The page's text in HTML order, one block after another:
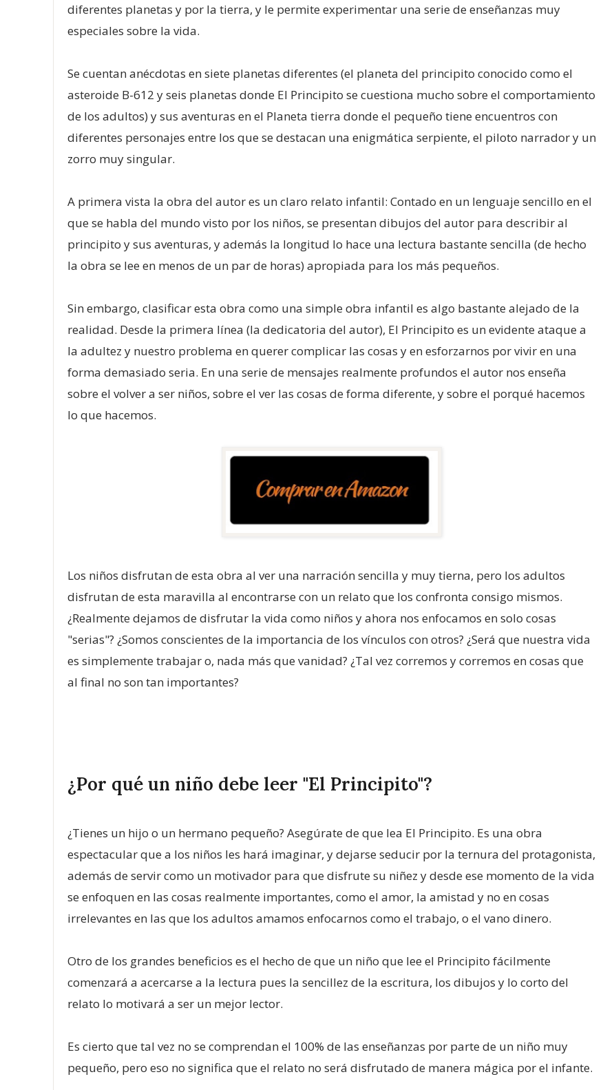
diferentes planetas y por la tierra, y le permite experimentar una serie de enseñanzas muy
especiales sobre la vida.
Se cuentan anécdotas en siete planetas diferentes (el planeta del principito conocido como el
asteroide B-612 y seis planetas donde El Principito se cuestiona mucho sobre el comportamiento
de los adultos) y sus aventuras en el Planeta tierra donde el pequeño tiene encuentros con
diferentes personajes entre los que se destacan una enigmática serpiente, el piloto narrador y un
zorro muy singular.
A primera vista la obra del autor es un claro relato infantil: Contado en un lenguaje sencillo en el
que se habla del mundo visto por los niños, se presentan dibujos del autor para describir al
principito y sus aventuras, y además la longitud lo hace una lectura bastante sencilla (de hecho
la obra se lee en menos de un par de horas) apropiada para los más pequeños.
Sin embargo, clasificar esta obra como una simple obra infantil es algo bastante alejado de la
realidad. Desde la primera línea (la dedicatoria del autor), El Principito es un evidente ataque a
la adultez y nuestro problema en querer complicar las cosas y en esforzarnos por vivir en una
forma demasiado seria. En una serie de mensajes realmente profundos el autor nos enseña
sobre el volver a ser niños, sobre el ver las cosas de forma diferente, y sobre el porqué hacemos
lo que hacemos.
Los niños disfrutan de esta obra al ver una narración sencilla y muy tierna, pero los adultos
disfrutan de esta maravilla al encontrarse con un relato que los confronta consigo mismos.
¿Realmente dejamos de disfrutar la vida como niños y ahora nos enfocamos en solo cosas
"serias"? ¿Somos conscientes de la importancia de los vínculos con otros? ¿Será que nuestra vida
es simplemente trabajar o, nada más que vanidad? ¿Tal vez corremos y corremos en cosas que
al final no son tan importantes?
¿Por qué un niño debe leer "El Principito"?
¿Tienes un hijo o un hermano pequeño? Asegúrate de que lea El Principito. Es una obra
espectacular que a los niños les hará imaginar, y dejarse seducir por la ternura del protagonista,
además de servir como un motivador para que disfrute su niñez y desde ese momento de la vida
se enfoquen en las cosas realmente importantes, como el amor, la amistad y no en cosas
irrelevantes en las que los adultos amamos enfocarnos como el trabajo, o el vano dinero.
Otro de los grandes beneficios es el hecho de que un niño que lee el Principito fácilmente
comenzará a acercarse a la lectura pues la sencillez de la escritura, los dibujos y lo corto del
relato lo motivará a ser un mejor lector.
Es cierto que tal vez no se comprendan el 100% de las enseñanzas por parte de un niño muy
pequeño, pero eso no significa que el relato no será disfrutado de manera mágica por el infante.